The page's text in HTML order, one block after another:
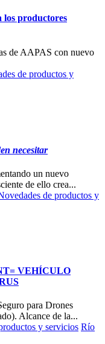
los productores
de AAPAS con nuevo
de productos y
necesitar
un nuevo
de ello crea...
de productos y
VEHÍCULO
para Drones
Alcance de la...
y servicios Río